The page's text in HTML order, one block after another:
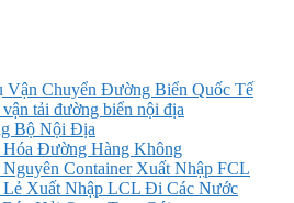
Vận Chuyển Đường Biển Quốc Tế
tải đường biển nội địa
Bộ Nội Địa
Đường Hàng Không
Container Xuất Nhập FCL
Lẻ Xuất Nhập LCL Đi Các Nước